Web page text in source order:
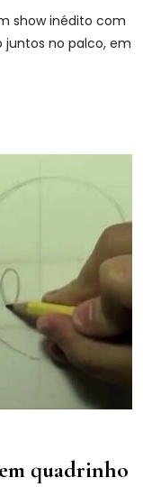
show inédito com
juntos no palco, em
quadrinho